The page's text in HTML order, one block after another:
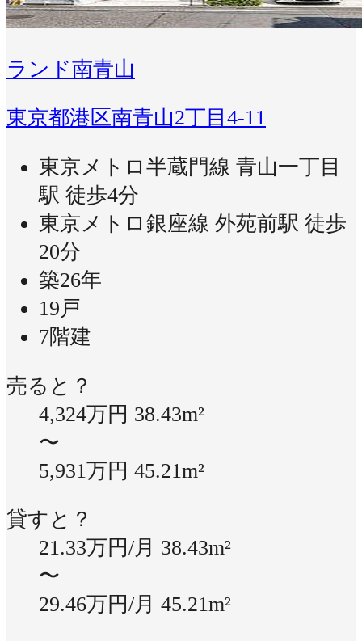
ランド南青山
東京都港区南青山2丁目4-11
東京メトロ半蔵門線 青山一丁目
駅 徒歩4分
東京メトロ銀座線 外苑前駅 徒歩
20分
築26年
19戸
7階建
売ると？
4,324万円 38.43m²
〜
5,931万円 45.21m²
貸すと？
21.33万円/月 38.43m²
〜
29.46万円/月 45.21m²